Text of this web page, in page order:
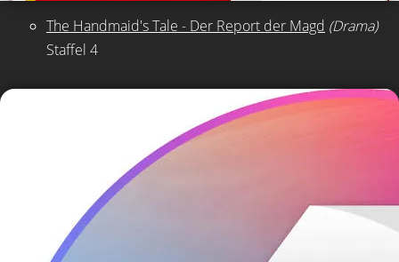
The Handmaid's Tale - Der Report der Magd (Drama)
Staffel 4